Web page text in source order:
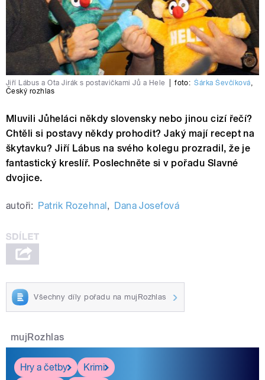
Jiří Lábus a Ota Jirák s postavičkami Jů a Hele foto: Šárka Ševčíková,
Český rozhlas
Mluvili Jůheláci někdy slovensky nebo jinou cizí řečí?
Chtěli si postavy někdy prohodit? Jaký mají recept na
škytavku? Jiří Lábus na svého kolegu prozradil, že je
fantastický kreslíř. Poslechněte si v pořadu Slavné
dvojice.
autoři: Patrik Rozehnal , Dana Josefová
Všechny díly pořadu na mujRozhlas
mujRozhlas
Hry a četby
Krimi